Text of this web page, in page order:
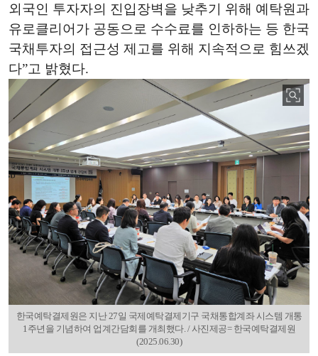
외국인 투자자의 진입장벽을 낮추기 위해 예탁원과
유로클리어가 공동으로 수수료를 인하하는 등 한국
국채투자의 접근성 제고를 위해 지속적으로 힘쓰겠
다”고 밝혔다.
한국예탁결제원은 지난 27일 국제예탁결제기구 국채통합계좌 시스템 개통
1주년을 기념하여 업계간담회를 개최했다. / 사진제공= 한국예탁결제원
(2025.06.30)